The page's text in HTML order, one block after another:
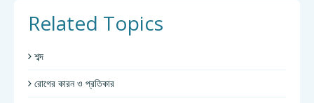
Related Topics
শব্দ
রোগের কারন ও প্রতিকার